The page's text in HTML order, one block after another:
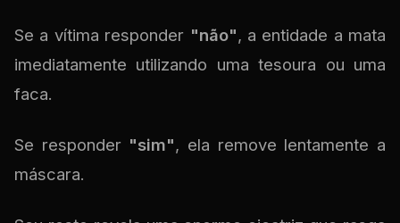
Se a vítima responder "não", a entidade a mata
imediatamente utilizando uma tesoura ou uma
faca.
Se responder "sim", ela remove lentamente a
máscara.